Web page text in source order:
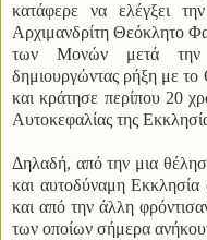
κατάφερε να ελέγξει
Αρχιμανδρίτη Θεόκλητο
των Μονών μετά την
δημιουργώντας ρήξη με το
και κράτησε περίπου 20
Αυτοκεφαλίας της
Δηλαδή, από την μια
και αυτοδύναμη Εκκλησία
και από την άλλη
των οποίων σήμερα